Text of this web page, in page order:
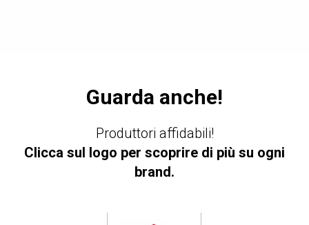
Guarda anche!
Produttori affidabili!
Clicca sul logo per scoprire di più su ogni
brand.